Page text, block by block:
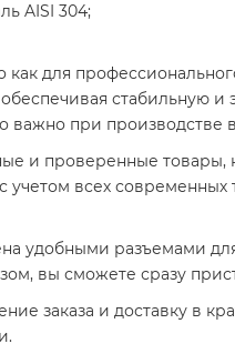
AISI 304;
для
стабильную
важно при производстве
и проверенные
учетом всех
удобными разъемами
вы сможете сразу
заказа и доставку в